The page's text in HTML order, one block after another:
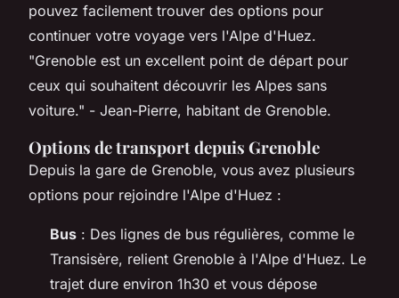
pouvez facilement trouver des options pour
continuer votre voyage vers l'Alpe d'Huez.
"Grenoble est un excellent point de départ pour
ceux qui souhaitent découvrir les Alpes sans
voiture." - Jean-Pierre, habitant de Grenoble.
Options de transport depuis Grenoble
Depuis la gare de Grenoble, vous avez plusieurs
options pour rejoindre l'Alpe d'Huez :
Bus : Des lignes de bus régulières, comme le
Transisère, relient Grenoble à l'Alpe d'Huez. Le
trajet dure environ 1h30 et vous dépose